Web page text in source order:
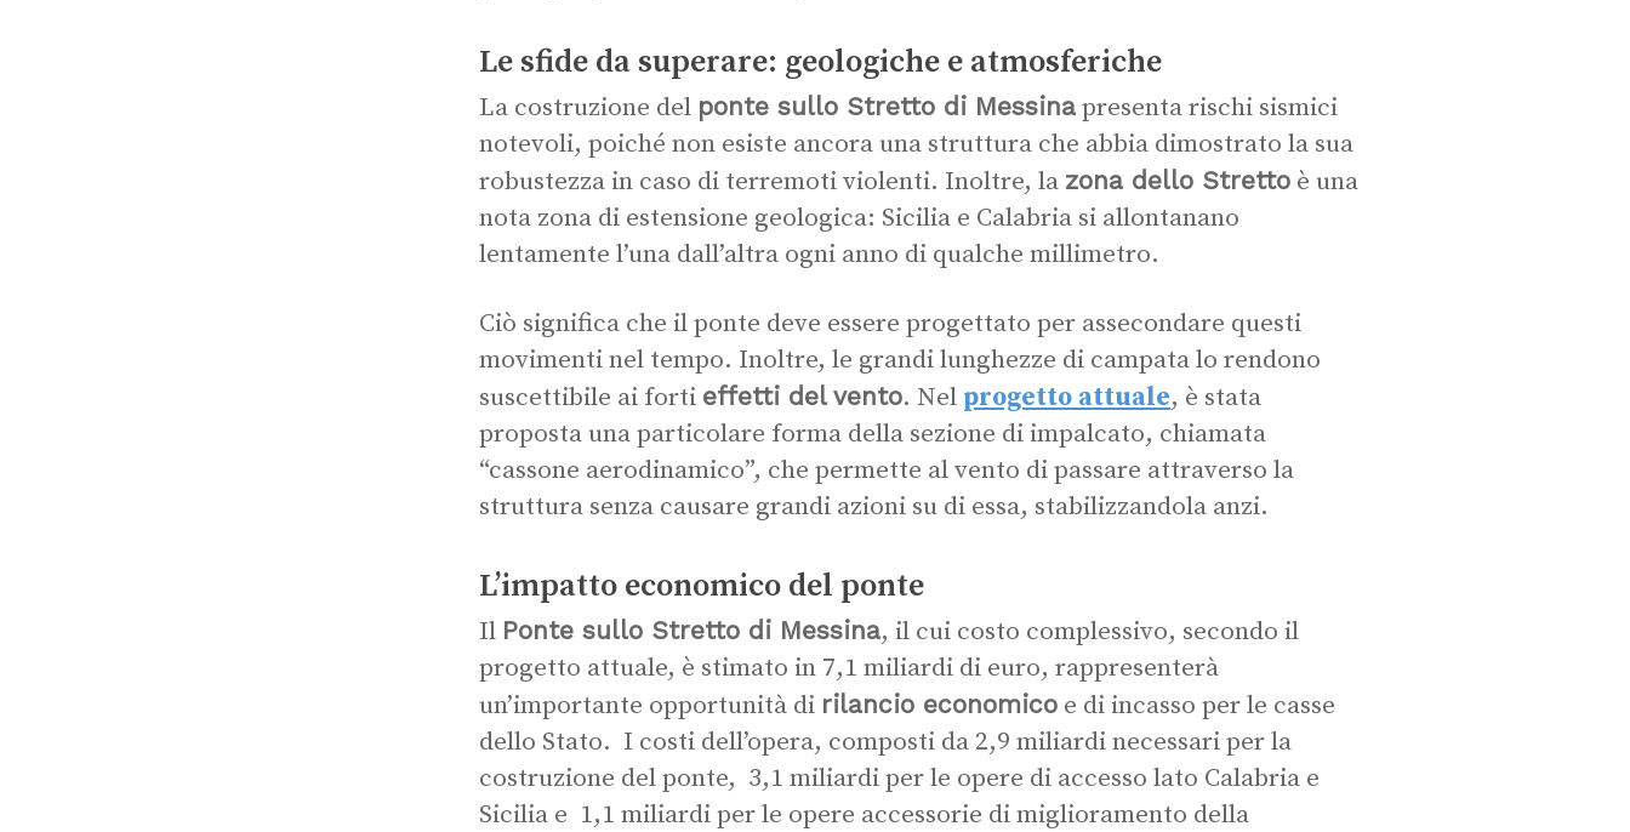
Le sfide da superare: geologiche e atmosferiche
La costruzione del ponte sullo Stretto di Messina presenta rischi sismici
notevoli, poiché non esiste ancora una struttura che abbia dimostrato la sua
robustezza in caso di terremoti violenti. Inoltre, la zona dello Stretto è una
nota zona di estensione geologica: Sicilia e Calabria si allontanano
lentamente l’una dall’altra ogni anno di qualche millimetro.
Ciò significa che il ponte deve essere progettato per assecondare questi
movimenti nel tempo. Inoltre, le grandi lunghezze di campata lo rendono
suscettibile ai forti effetti del vento. Nel progetto attuale, è stata
proposta una particolare forma della sezione di impalcato, chiamata
“cassone aerodinamico”, che permette al vento di passare attraverso la
struttura senza causare grandi azioni su di essa, stabilizzandola anzi.
L’impatto economico del ponte
Il Ponte sullo Stretto di Messina, il cui costo complessivo, secondo il
progetto attuale, è stimato in 7,1 miliardi di euro, rappresenterà
un’importante opportunità di rilancio economico e di incasso per le casse
dello Stato. I costi dell’opera, composti da 2,9 miliardi necessari per la
costruzione del ponte, 3,1 miliardi per le opere di accesso lato Calabria e
Sicilia e 1,1 miliardi per le opere accessorie di miglioramento della